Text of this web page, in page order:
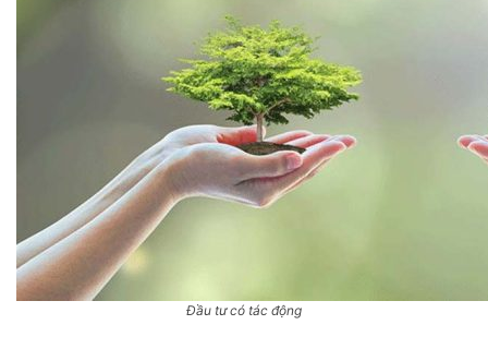
Đầu tư có tác động